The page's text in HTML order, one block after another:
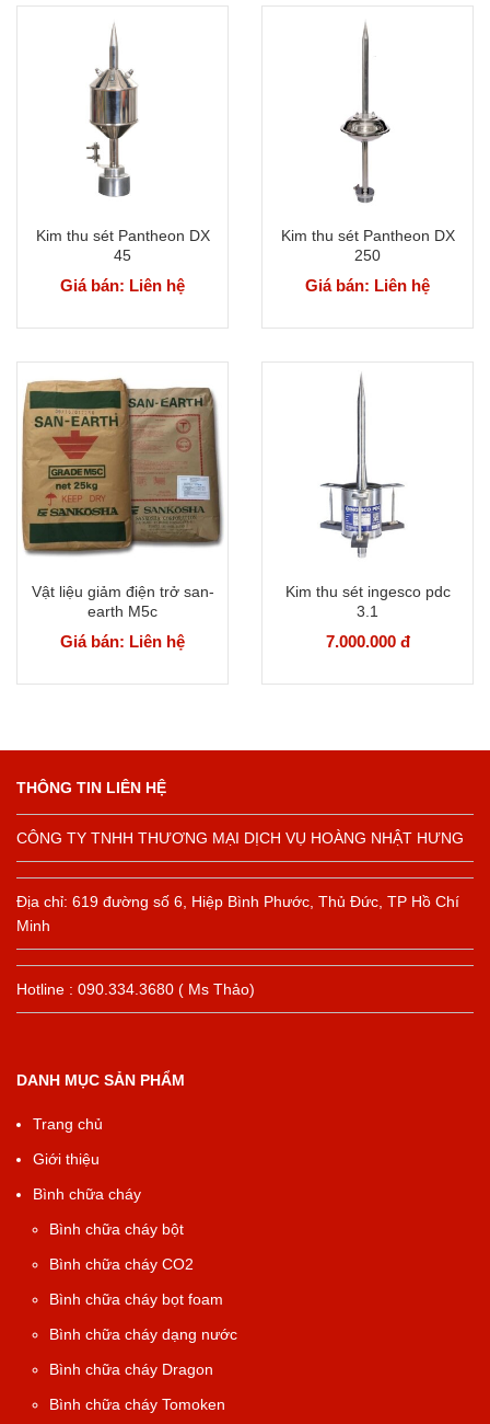
Kim thu sét Pantheon DX
45
Giá bán: Liên hệ
Kim thu sét Pantheon DX
250
Giá bán: Liên hệ
Vật liệu giảm điện trở san-
earth M5c
Giá bán: Liên hệ
Kim thu sét ingesco pdc
3.1
7.000.000 đ
THÔNG TIN LIÊN HỆ
CÔNG TY TNHH THƯƠNG MẠI DỊCH VỤ HOÀNG NHẬT HƯNG
Địa chỉ: 619 đường số 6, Hiệp Bình Phước, Thủ Đức, TP Hồ Chí
Minh
Hotline : 090.334.3680 ( Ms Thảo)
DANH MỤC SẢN PHẨM
Trang chủ
Giới thiệu
Bình chữa cháy
Bình chữa cháy bột
Bình chữa cháy CO2
Bình chữa cháy bọt foam
Bình chữa cháy dạng nước
Bình chữa cháy Dragon
Bình chữa cháy Tomoken